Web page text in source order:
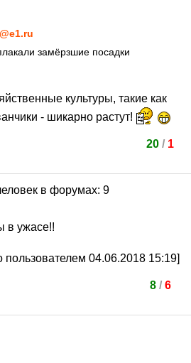
замёрзшие посадки
культуры, такие как
- шикарно растут!
20 / 1
в ужасе!!
04.06.2018 15:19]
8/ 6